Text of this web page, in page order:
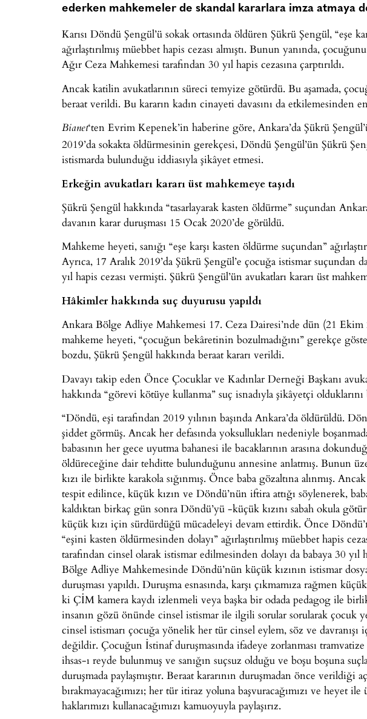
ederken mahkemeler de skandal kararlara imza atmaya
Karısı Döndü Şengül’ü sokak ortasında öldüren Şükrü Şengül, “eşe
ağırlaştırılmış müebbet hapis cezası almıştı. Bunun yanında,
Ağır Ceza Mahkemesi tarafından 30 yıl hapis cezasına çarptırıldı.
Ancak katilin avukatlarının süreci temyize götürdü. Bu aşamada,
beraat verildi. Bu kararın kadın cinayeti davasını da etkilemesinden
Bianet‘ten Evrim Kepenek’in haberine göre, Ankara’da Şükrü
2019’da sokakta öldürmesinin gerekçesi, Döndü Şengül’ün Şükrü
istismarda bulunduğu iddiasıyla şikâyet etmesi.
Erkeğin avukatları kararı üst mahkemeye taşıdı
Şükrü Şengül hakkında “tasarlayarak kasten öldürme” suçundan
davanın karar duruşması 15 Ocak 2020’de görüldü.
Mahkeme heyeti, sanığı “eşe karşı kasten öldürme suçundan”
Ayrıca, 17 Aralık 2019’da Şükrü Şengül’e çocuğa istismar suçundan
yıl hapis cezası vermişti. Şükrü Şengül’ün avukatları kararı üst
Hâkimler hakkında suç duyurusu yapıldı
Ankara Bölge Adliye Mahkemesi 17. Ceza Dairesi’nde dün (21 Ekim
mahkeme heyeti, “çocuğun bekâretinin bozulmadığını” gerekçe
bozdu, Şükrü Şengül hakkında beraat kararı verildi.
Davayı takip eden Önce Çocuklar ve Kadınlar Derneği Başkanı
hakkında “görevi kötüye kullanma” suç isnadıyla şikâyetçi
“Döndü, eşi tarafından 2019 yılının başında Ankara’da öldürüldü.
şiddet görmüş. Ancak her defasında yoksullukları nedeniyle
babasının her gece uyutma bahanesi ile bacaklarının arasına
öldüreceğine dair tehditte bulunduğunu annesine anlatmış. Bunun
kızı ile birlikte karakola sığınmış. Önce baba gözaltına alınmış.
tespit edilince, küçük kızın ve Döndü’nün iftira attığı söylenerek,
kaldıktan birkaç gün sonra Döndü’yü -küçük kızını sabah okula
küçük kızı için sürdürdüğü mücadeleyi devam ettirdik. Önce
“eşini kasten öldürmesinden dolayı” ağırlaştırılmış müebbet hapis
tarafından cinsel olarak istismar edilmesinden dolayı da babaya 30 yıl
Bölge Adliye Mahkemesinde Döndü’nün küçük kızının istismar
duruşması yapıldı. Duruşma esnasında, karşı çıkmamıza rağmen
ki ÇİM kamera kaydı izlenmeli veya başka bir odada pedagog ile
insanın gözü önünde cinsel istismar ile ilgili sorular sorularak çocuk
cinsel istismarı çocuğa yönelik her tür cinsel eylem, söz ve
değildir. Çocuğun İstinaf duruşmasında ifadeye zorlanması
ihsas-ı reyde bulunmuş ve sanığın suçsuz olduğu ve boşu boşuna
duruşmada paylaşmıştır. Beraat kararının duruşmadan önce verildiği
bırakmayacağımızı; her tür itiraz yoluna başvuracağımızı ve heyet
haklarımızı kullanacağımızı kamuoyuyla paylaşırız.